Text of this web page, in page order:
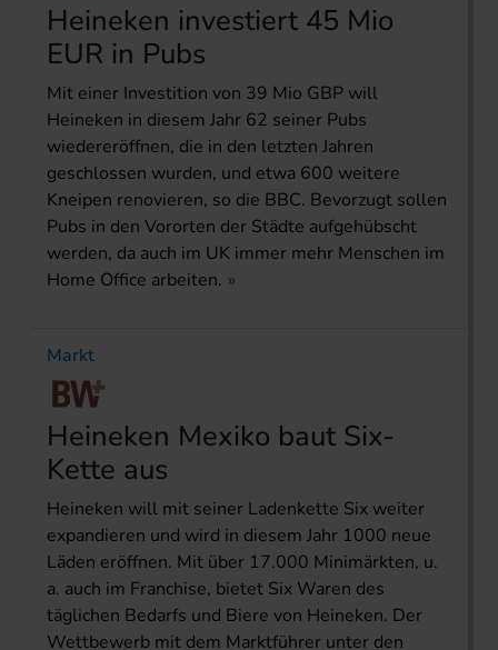
Heineken investiert 45 Mio
EUR in Pubs
Mit einer Investition von 39 Mio GBP will
Heineken in diesem Jahr 62 seiner Pubs
wiedereröffnen, die in den letzten Jahren
geschlossen wurden, und etwa 600 weitere
Kneipen renovieren, so die BBC. Bevorzugt sollen
Pubs in den Vororten der Städte aufgehübscht
werden, da auch im UK immer mehr Menschen im
Home Office arbeiten.
Markt
Heineken Mexiko baut Six-
Kette aus
Heineken will mit seiner Ladenkette Six weiter
expandieren und wird in diesem Jahr 1000 neue
Läden eröffnen. Mit über 17.000 Minimärkten, u.
a. auch im Franchise, bietet Six Waren des
täglichen Bedarfs und Biere von Heineken. Der
Wettbewerb mit dem Marktführer unter den